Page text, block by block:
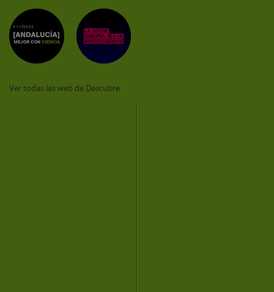
Ver todas las web de Descubre